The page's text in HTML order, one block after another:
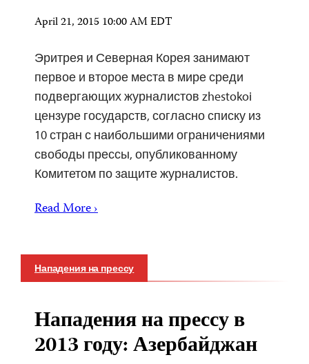
April 21, 2015 10:00 AM EDT
Эритрея и Северная Корея занимают
первое и второе места в мире среди
подвергающих журналистов zhestokoi
цензуре государств, согласно списку из
10 стран с наибольшими ограничениями
свободы прессы, опубликованному
Комитетом по защите журналистов.
Read More ›
Нападения на прессу
Нападения на прессу в
2013 году: Азербайджан